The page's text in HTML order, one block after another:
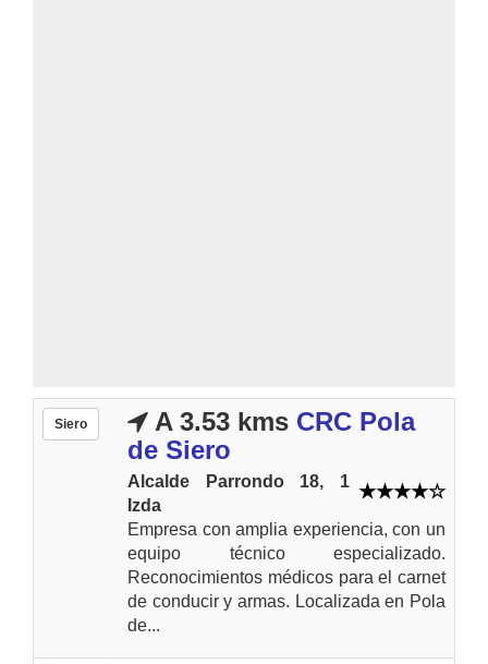
Siero A 3.53 kms CRC Pola
de Siero
Alcalde Parrondo 18, 1
Izda
Empresa con amplia experiencia, con un
equipo técnico especializado.
Reconocimientos médicos para el carnet
de conducir y armas. Localizada en Pola
de...